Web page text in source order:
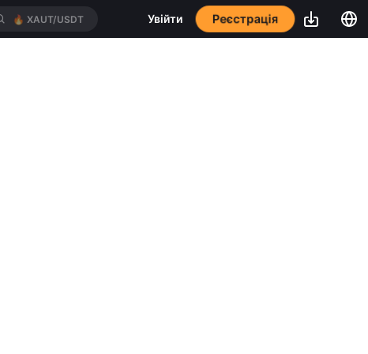
🔥 XAUT/USDT Увійти Реєстрація